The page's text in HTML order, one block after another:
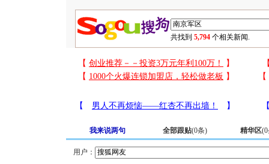
共找到 5,794 个相关新闻.
我来说两句 全部跟贴(0条) 精华区(0
用户：